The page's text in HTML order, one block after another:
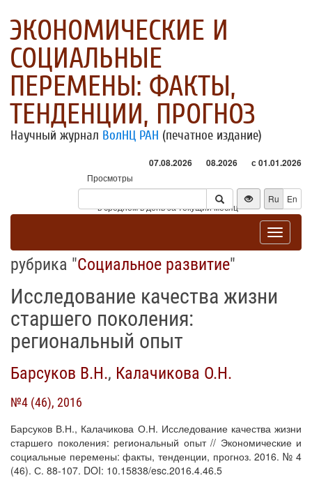
ЭКОНОМИЧЕСКИЕ И
СОЦИАЛЬНЫЕ
ПЕРЕМЕНЫ: ФАКТЫ,
ТЕНДЕНЦИИ, ПРОГНОЗ
Научный журнал ВолНЦ РАН (печатное издание)
07.08.2026 08.2026 с 01.01.2026
Просмотры
Посетители
* - в среднем в день за текущий месяц
Ru En
Toggle
рубрика "Социальное развитие"
Исследование качества жизни
старшего поколения:
региональный опыт
Барсуков В.Н., Калачикова О.Н.
№4 (46), 2016
Барсуков В.Н., Калачикова О.Н. Исследование качества жизни
старшего поколения: региональный опыт // Экономические и
социальные перемены: факты, тенденции, прогноз. 2016. № 4
(46). С. 88-107. DOI: 10.15838/esc.2016.4.46.5